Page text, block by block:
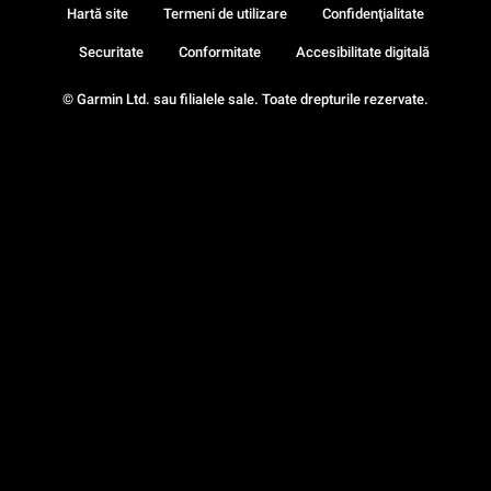
© Garmin Ltd. sau filialele sale. Toate drepturile rezervate.
Hartă site Termeni de utilizare Confidenţialitate
Securitate Conformitate Accesibilitate digitală